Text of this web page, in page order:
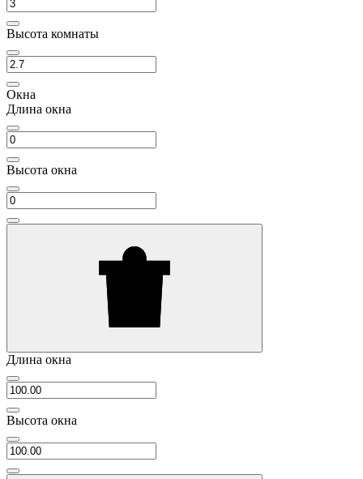
Высота комнаты
Окна
Длина окна
Высота окна
Длина окна
Высота окна